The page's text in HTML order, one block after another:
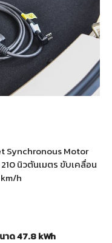
Synchronous Motor
นิวตันเมตร ขับเคลื่อน
h
ด 47.8 kWh